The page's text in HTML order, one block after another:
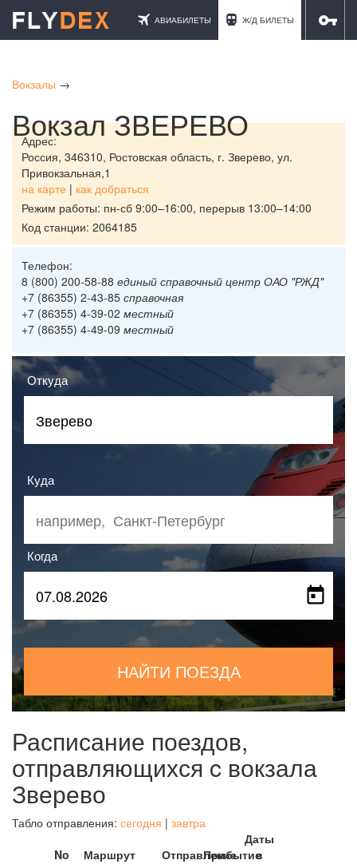
АВИАБИЛЕТЫ Ж/Д БИЛЕТЫ ОТЕЛИ
Вокзалы →
Вокзал ЗВЕРЕВО
Адрес:
Россия, 346310, Ростовская область, г. Зверево, ул.
Привокзальная,1
на карте | как добраться
Режим работы: пн-сб 9:00–16:00, перерыв 13:00–14:00
Код станции: 2064185
Телефон:
8 (800) 200-58-88 единый справочный центр ОАО "РЖД"
+7 (86355) 2-43-85 справочная
+7 (86355) 4-39-02 местный
+7 (86355) 4-49-09 местный
Откуда
Куда
Когда
НАЙТИ ПОЕЗДА
Расписание поездов,
отправляющихся c вокзала
Зверево
Табло отправления: сегодня | завтра
No
Маршрут Отправление
Прибытие
Даты
в